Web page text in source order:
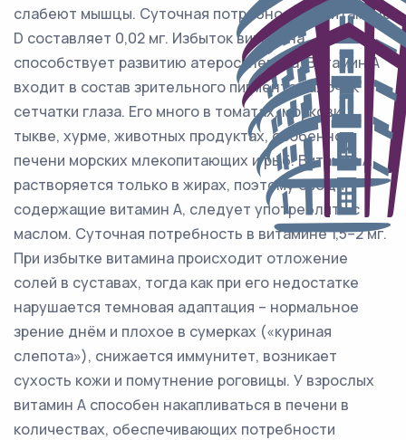
слабеют мышцы. Суточная потребность в витамине
D составляет 0,02 мг. Избыток витамина
способствует развитию атеросклероза. Витамин А
входит в состав зрительного пигмента палочек
сетчатки глаза. Его много в томатах, моркови,
тыкве, хурме, животных продуктах, особенно в
печени морских млекопитающих и рыб. Витамин А
растворяется только в жирах, поэтому овощи,
содержащие витамин А, следует употреблять с
маслом. Суточная потребность в витамине 1,5–2 мг.
При избытке витамина происходит отложение
солей в суставах, тогда как при его недостатке
нарушается темновая адаптация – нормальное
зрение днём и плохое в сумерках («куриная
слепота»), снижается иммунитет, возникает
сухость кожи и помутнение роговицы. У взрослых
витамин А способен накапливаться в печени в
количествах, обеспечивающих потребности